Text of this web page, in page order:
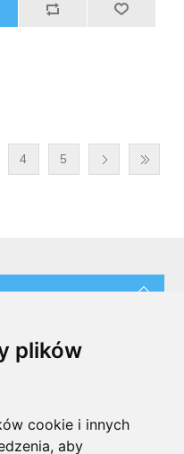
plików
cookie i innych
aby
4 5